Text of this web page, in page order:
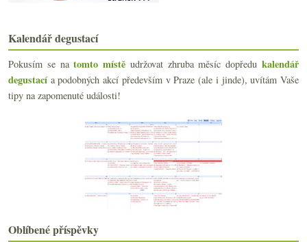
Nachmeleno, alkoholově zreformováno a bublinově er...
Nadupaný Hibernal, lehkonohé Tři čtvrtě a valtický...
Lehkonohý Pinot a krásný suchý Riesling
Výborná cava a španělská GSM směska
Lipovina od Bély Fekete
Kadeau na ostrově Bornholm
Výtečné sherry a unavené anglické bubliny z M&S
►2018(240)
Kalendář degustací
Pokusím se natomto místě udržovat zhruba měsíc dopředukalendář
degustacía podobných akcí především v Praze (ale i jinde), uvítám Vaše
tipy na zapomenuté události!
Oblíbené příspěvky